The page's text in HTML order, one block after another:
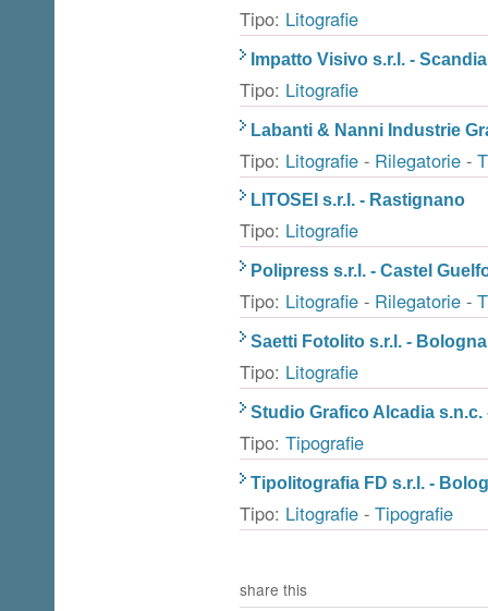
Tipo: Litografie
Impatto Visivo s.r.l. -
Tipo: Litografie
Labanti & Nanni Industrie
Tipo: Litografie - Rilegatorie -
LITOSEI s.r.l. - Rastignano
Tipo: Litografie
Polipress s.r.l. - Castel
Tipo: Litografie - Rilegatorie -
Saetti Fotolito s.r.l. - Bologna
Tipo: Litografie
Studio Grafico Alcadia
Tipo: Tipografie
Tipolitografia FD s.r.l. -
Tipo: Litografie - Tipografie
share this